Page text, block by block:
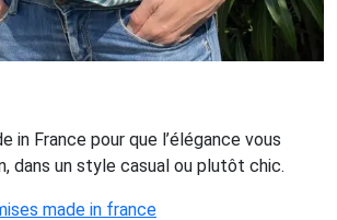
in France pour que l’élégance vous
dans un style casual ou plutôt chic.
made in france